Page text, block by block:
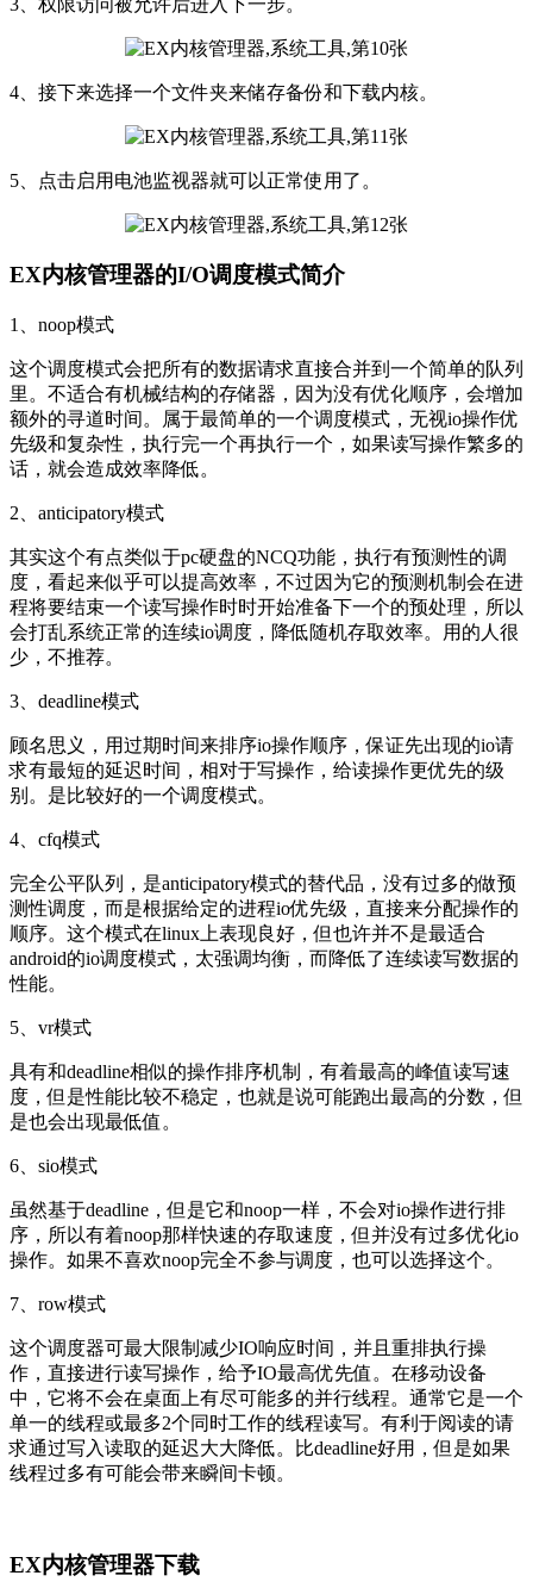
4、接下来选择一个文件夹来储存备份和下载内核。
5、点击启用电池监视器就可以正常使用了。
EX内核管理器的I/O调度模式简介
1、noop模式
这个调度模式会把所有的数据请求直接合并到一个简单的队列
里。不适合有机械结构的存储器，因为没有优化顺序，会增加
额外的寻道时间。属于最简单的一个调度模式，无视io操作优
先级和复杂性，执行完一个再执行一个，如果读写操作繁多的
话，就会造成效率降低。
2、anticipatory模式
其实这个有点类似于pc硬盘的NCQ功能，执行有预测性的调
度，看起来似乎可以提高效率，不过因为它的预测机制会在进
程将要结束一个读写操作时时开始准备下一个的预处理，所以
会打乱系统正常的连续io调度，降低随机存取效率。用的人很
少，不推荐。
3、deadline模式
顾名思义，用过期时间来排序io操作顺序，保证先出现的io请
求有最短的延迟时间，相对于写操作，给读操作更优先的级
别。是比较好的一个调度模式。
4、cfq模式
完全公平队列，是anticipatory模式的替代品，没有过多的做预
测性调度，而是根据给定的进程io优先级，直接来分配操作的
顺序。这个模式在linux上表现良好，但也许并不是最适合
android的io调度模式，太强调均衡，而降低了连续读写数据的
性能。
5、vr模式
具有和deadline相似的操作排序机制，有着最高的峰值读写速
度，但是性能比较不稳定，也就是说可能跑出最高的分数，但
是也会出现最低值。
6、sio模式
虽然基于deadline，但是它和noop一样，不会对io操作进行排
序，所以有着noop那样快速的存取速度，但并没有过多优化io
操作。如果不喜欢noop完全不参与调度，也可以选择这个。
7、row模式
这个调度器可最大限制减少IO响应时间，并且重排执行操
作，直接进行读写操作，给予IO最高优先值。在移动设备
中，它将不会在桌面上有尽可能多的并行线程。通常它是一个
单一的线程或最多2个同时工作的线程读写。有利于阅读的请
求通过写入读取的延迟大大降低。比deadline好用，但是如果
线程过多有可能会带来瞬间卡顿。
EX内核管理器下载